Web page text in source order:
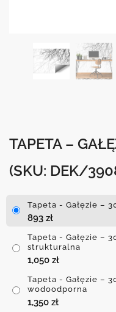
TAPETA –
(SKU: DEK/
Tapeta - Gałęzie –
893 zł
Tapeta - Gałęzie –
strukturalna
1,050 zł
Tapeta - Gałęzie –
wodoodporna
1,350 zł